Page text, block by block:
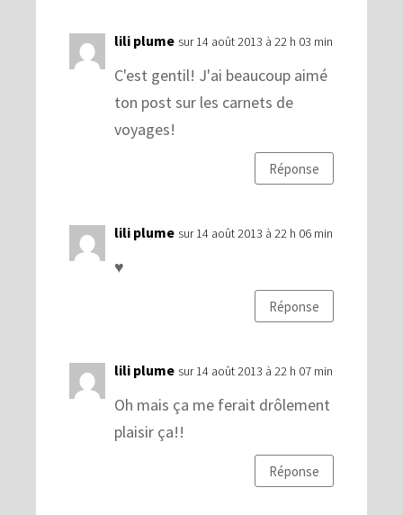
lili plume sur 14 août 2013 à 22 h 03 min
C'est gentil! J'ai beaucoup aimé
ton post sur les carnets de
voyages!
Réponse
lili plume sur 14 août 2013 à 22 h 06 min
♥
Réponse
lili plume sur 14 août 2013 à 22 h 07 min
Oh mais ça me ferait drôlement
plaisir ça!!
Réponse